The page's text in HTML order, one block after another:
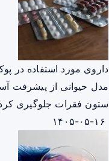
داروی مورد استفاده در
مدل حیوانی از پیشرفت
ستون فقرات جلوگیری